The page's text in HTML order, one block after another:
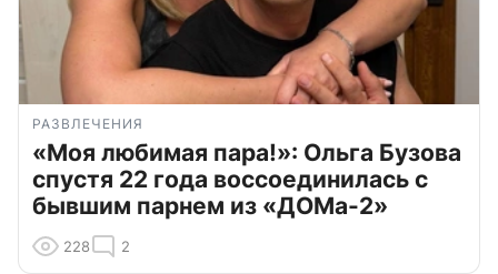
РАЗВЛЕЧЕНИЯ
«Моя любимая пара!»: Ольга Бузова
спустя 22 года воссоединилась с
бывшим парнем из «ДОМа-2»
228 2